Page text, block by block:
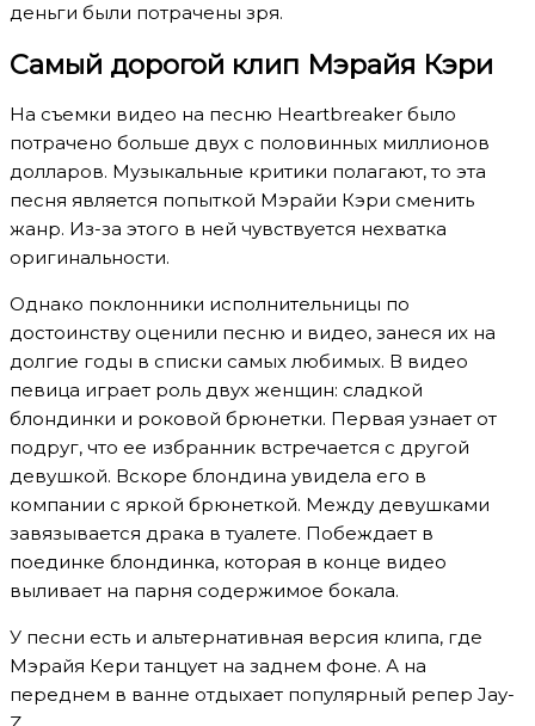
деньги были потрачены зря.
Самый дорогой клип Мэрайя Кэри
На съемки видео на песню Heartbreaker было
потрачено больше двух с половинных миллионов
долларов. Музыкальные критики полагают, то эта
песня является попыткой Мэрайи Кэри сменить
жанр. Из-за этого в ней чувствуется нехватка
оригинальности.
Однако поклонники исполнительницы по
достоинству оценили песню и видео, занеся их на
долгие годы в списки самых любимых. В видео
певица играет роль двух женщин: сладкой
блондинки и роковой брюнетки. Первая узнает от
подруг, что ее избранник встречается с другой
девушкой. Вскоре блондина увидела его в
компании с яркой брюнеткой. Между девушками
завязывается драка в туалете. Побеждает в
поединке блондинка, которая в конце видео
выливает на парня содержимое бокала.
У песни есть и альтернативная версия клипа, где
Мэрайя Кери танцует на заднем фоне. А на
переднем в ванне отдыхает популярный репер Jay-